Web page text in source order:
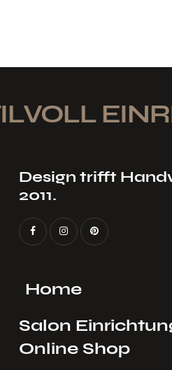
Design trifft
2011.
Home
Salon
Online Shop